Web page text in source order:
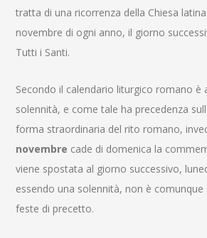
tratta di una ricorrenza della Chiesa
novembre di ogni anno, il giorno
Tutti i Santi.
Secondo il calendario liturgico romano è
solennità, e come tale ha precedenza
forma straordinaria del rito romano,
novembre cade di domenica la
viene spostata al giorno successivo,
essendo una solennità, non è
feste di precetto.